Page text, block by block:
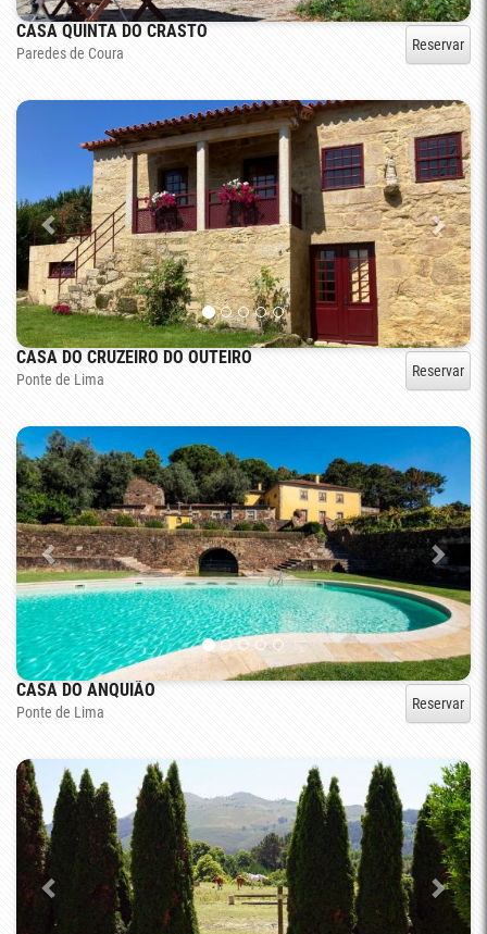
CASA QUINTA DO CRASTO
Paredes de Coura Reservar
CASA DO CRUZEIRO DO OUTEIRO
Ponte de Lima Reservar
CASA DO ANQUIÃO
Ponte de Lima Reservar